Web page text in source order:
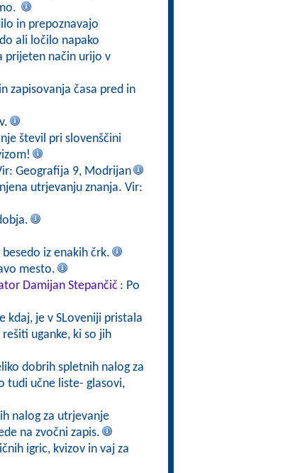
in prepoznavajo
ali ločilo napako
prijeten način urijo v
zapisovanja časa pred in
števil pri slovenščini
Geografija 9, Modrijan
utrjevanju znanja. Vir:
iz enakih črk.
mesto.
Damijan Stepančič : Po
kdaj, je v SLoveniji pristala
uganke, ki so jih
dobrih spletnih nalog za
tudi učne liste- glasovi,
nalog za utrjevanje
na zvočni zapis.
igric, kvizov in vaj za